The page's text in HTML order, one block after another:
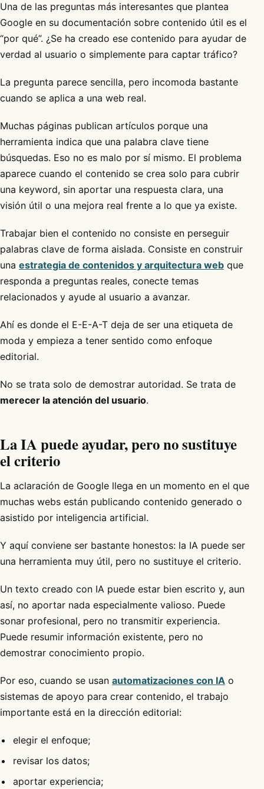
Una de las preguntas más interesantes que plantea
Google en su documentación sobre contenido útil es el
“por qué”. ¿Se ha creado ese contenido para ayudar de
verdad al usuario o simplemente para captar tráfico?
La pregunta parece sencilla, pero incomoda bastante
cuando se aplica a una web real.
Muchas páginas publican artículos porque una
herramienta indica que una palabra clave tiene
búsquedas. Eso no es malo por sí mismo. El problema
aparece cuando el contenido se crea solo para cubrir
una keyword, sin aportar una respuesta clara, una
visión útil o una mejora real frente a lo que ya existe.
Trabajar bien el contenido no consiste en perseguir
palabras clave de forma aislada. Consiste en construir
una estrategia de contenidos y arquitectura web que
responda a preguntas reales, conecte temas
relacionados y ayude al usuario a avanzar.
Ahí es donde el E-E-A-T deja de ser una etiqueta de
moda y empieza a tener sentido como enfoque
editorial.
No se trata solo de demostrar autoridad. Se trata de
merecer la atención del usuario.
La IA puede ayudar, pero no sustituye
el criterio
La aclaración de Google llega en un momento en el que
muchas webs están publicando contenido generado o
asistido por inteligencia artificial.
Y aquí conviene ser bastante honestos: la IA puede ser
una herramienta muy útil, pero no sustituye el criterio.
Un texto creado con IA puede estar bien escrito y, aun
así, no aportar nada especialmente valioso. Puede
sonar profesional, pero no transmitir experiencia.
Puede resumir información existente, pero no
demostrar conocimiento propio.
Por eso, cuando se usan automatizaciones con IA o
sistemas de apoyo para crear contenido, el trabajo
importante está en la dirección editorial:
elegir el enfoque;
revisar los datos;
aportar experiencia;